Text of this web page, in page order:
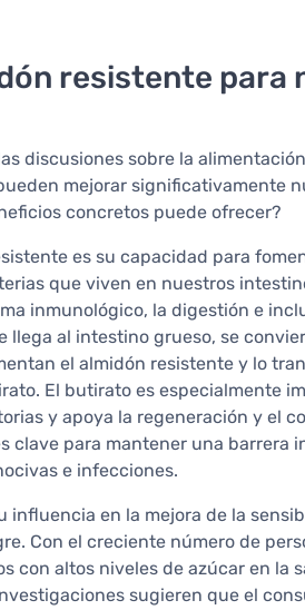
resistente para
discusiones sobre la
mejorar significativamente
concretos puede ofrecer?
es su capacidad para
que viven en nuestros
inmunológico, la digestión e
llega al intestino grueso, se
el almidón resistente y lo
El butirato es especialmente
y apoya la regeneración y el
clave para mantener una barrera
e infecciones.
en la mejora de la
Con el creciente número de
con altos niveles de azúcar en la
sugieren que el